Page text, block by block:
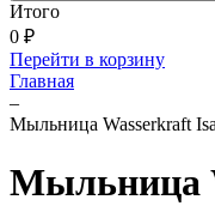
Итого
0 ₽
Перейти в корзину
Главная
–
Мыльница Wasserkraft
Мыльница